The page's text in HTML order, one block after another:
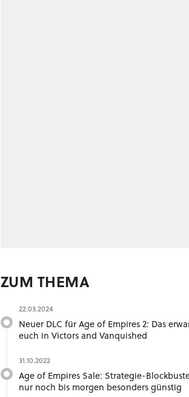
ZUM THEMA
22.03.2024
Neuer DLC für Age of Empires 2: Das
euch in Victors and Vanquished
31.10.2022
Age of Empires Sale: Strategie-
nur noch bis morgen besonders günstig